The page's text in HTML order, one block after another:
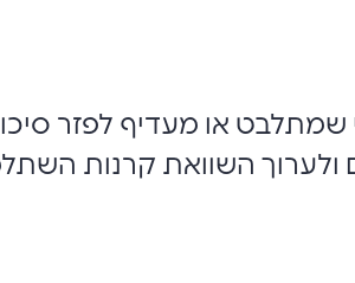
או מעדיף לפזר
השוואת קרנות